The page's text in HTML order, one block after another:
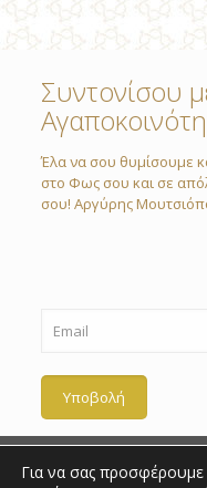
Συντονίσου
Έλα να σου θυμίσουμε
στο Φως σου και σε
σου! Αργύρης
Για να σας προσφέρουμε